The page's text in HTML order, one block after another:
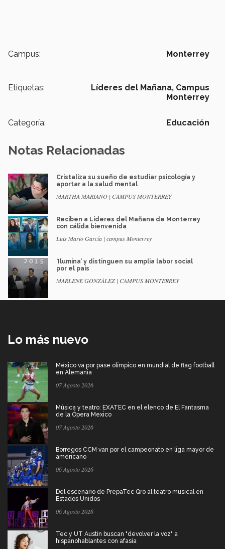
Campus: Monterrey
Etiquetas: Líderes del Mañana, Campus
Monterrey
Categoría: Educación
Notas Relacionadas
Cristaliza su sueño de estudiar psicología y
aportar a la salud mental
MARTHA MARIANO | CAMPUS MONTERREY
Reciben a Líderes del Mañana de Monterrey
con cálida bienvenida
Luis Mario García | campus Monterrey
‘Ilumina’ y distinguen su amplia labor social
por el país
MARLENE GONZÁLEZ | CAMPUS MONTERREY
Lo más nuevo
México va por pase olímpico en mundial de flag football
en Alemania
07 Agosto 2026
Música y teatro: EXATEC en el elenco de El Fantasma
de la Ópera Mexico
07 Agosto 2026
Borregos CCM van por el campeonato en liga mayor de
americano
06 Agosto 2026
Del escenario de PrepaTec Qro al teatro musical en
Estados Unidos
06 Agosto 2026
Tec y UT Austin buscan "devolver la voz" a
hispanohablantes con afasia